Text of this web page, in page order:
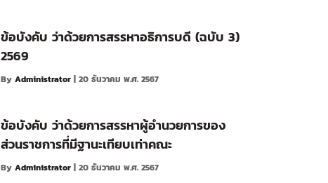
ข้อบังคับ ว่าด้วยการสรรหาอธิการบดี (ฉบับ 3)
2569
By Administrator | 20 ธันวาคม พ.ศ. 2567
ข้อบังคับ ว่าด้วยการสรรหาผู้อำนวยการของ
ส่วนราชการที่มีฐานะเทียบเท่าคณะ
By Administrator | 20 ธันวาคม พ.ศ. 2567